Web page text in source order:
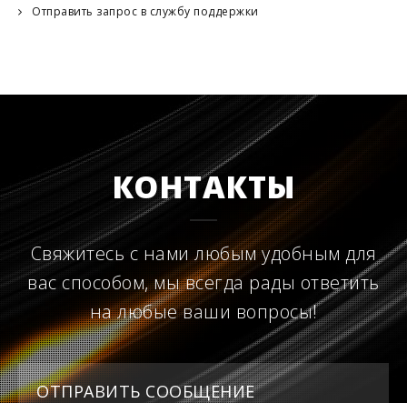
Отправить запрос в службу поддержки
КОНТАКТЫ
Свяжитесь с нами любым удобным для
вас способом, мы всегда рады ответить
на любые ваши вопросы!
ОТПРАВИТЬ СООБЩЕНИЕ